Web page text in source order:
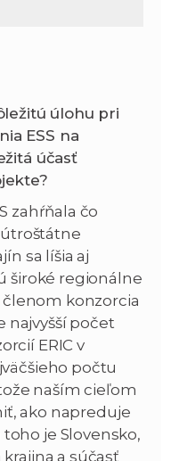
úlohu pri
ESS na
účasť
zahŕňala čo
sa líšia aj
široké regionálne
členom konzorcia
najvyšší počet
ERIC v
počtu
naším cieľom
ako napreduje
je Slovensko,
a súčasť